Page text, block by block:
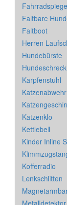
Faltbare
Faltboot
Herren
Hundebürste
Hundeschreck
Karpfenstuhl
Katzenabwehr
Katzenklo
Kettlebell
Kinder Inline
Kofferradio
Lenkschlitten